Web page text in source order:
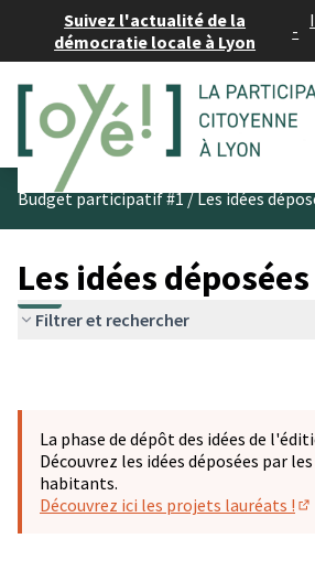
Suivez l'actualité de la
démocratie locale à Lyon
-
Budget participatif #1/Les idées
Les idées déposées
Filtrer et rechercher
La phase de dépôt des idées de
Découvrez les idées déposées par
habitants.
Découvrez ici les projets lauréats !